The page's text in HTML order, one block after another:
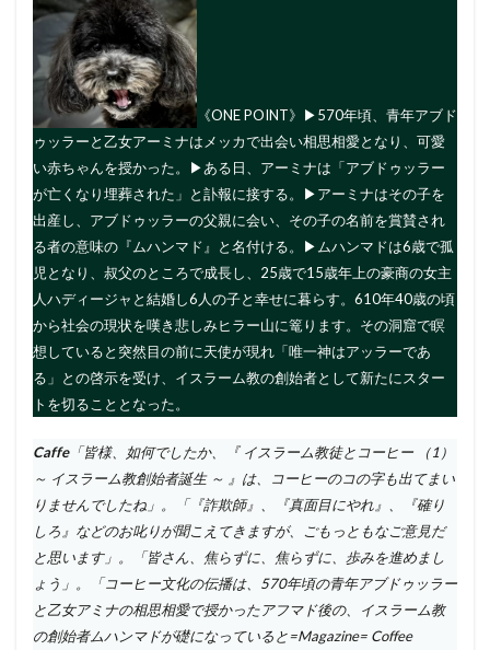
《ONE POINT》▶︎570年頃、青年アブド
ゥッラーと乙女アーミナはメッカで出会い相思相愛となり、可愛
い赤ちゃんを授かった。▶︎ある日、アーミナは「アブドゥッラー
が亡くなり埋葬された」と訃報に接する。▶︎アーミナはその子を
出産し、アブドゥッラーの父親に会い、その子の名前を賞賛され
る者の意味の『ムハンマド』と名付ける。▶︎ムハンマドは6歳で孤
児となり、叔父のところで成長し、25歳で15歳年上の豪商の女主
人ハディージャと結婚し6人の子と幸せに暮らす。610年40歳の頃
から社会の現状を嘆き悲しみヒラー山に篭ります。その洞窟で瞑
想していると突然目の前に天使が現れ「唯一神はアッラーであ
る」との啓示を受け、イスラーム教の創始者として新たにスター
トを切ることとなった。
Caffe「皆様、如何でしたか、『 イスラーム教徒とコーヒー （1）
～ イスラーム教創始者誕生 ～ 』は、コーヒーのコの字も出てまい
りませんでしたね」。「『詐欺師』、『真面目にやれ』、『確り
しろ』などのお叱りが聞こえてきますが、ごもっともなご意見だ
と思います」。「皆さん、焦らずに、焦らずに、歩みを進めまし
ょう」。「コーヒー文化の伝播は、570年頃の青年アブドゥッラー
と乙女アミナの相思相愛で授かったアフマド後の、イスラーム教
の創始者ムハンマドが礎になっていると=Magazine= Coffee